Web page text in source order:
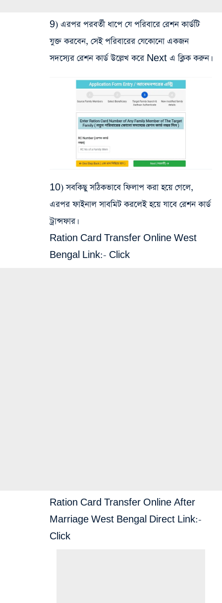
9) এরপর পরবর্তী ধাপে যে পরিবারে রেশন কার্ডটি
যুক্ত করবেন, সেই পরিবারের যেকোনো একজন
সদস্যের রেশন কার্ড উল্লেখ করে Next এ ক্লিক করুন।
10) সবকিছু সঠিকভাবে ফিলাপ করা হয়ে গেলে,
এরপর ফাইনাল সাবমিট করলেই হয়ে যাবে রেশন কার্ড
ট্রান্সফার।
Ration Card Transfer Online West
Bengal Link:- Click
Ration Card Transfer Online After
Marriage West Bengal Direct Link:-
Click